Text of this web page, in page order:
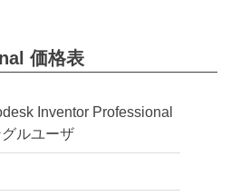
価格表
Inventor Professional
グルユーザ